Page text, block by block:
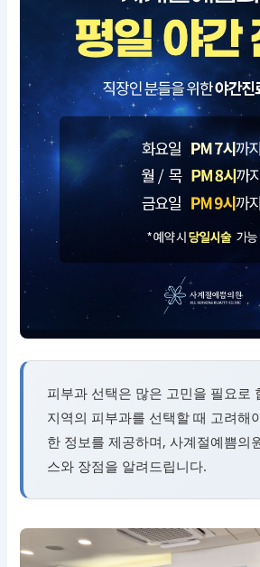
피부과 선택은 많은 고민을 필요로
지역의 피부과를 선택할 때 고려해
한 정보를 제공하며, 사계절예쁨의
스와 장점을 알려드립니다.